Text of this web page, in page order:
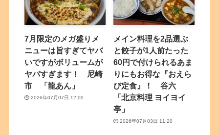
7月限定のメガ盛りメ
ニューは旨すぎてヤバ
いですがボリュームが
ヤバすぎます！ 尼崎
市 「龍あん」
2026年07月07日 12:00
メイン料理を2品選ぶ
と餃子が1人前たった
60円で付けられるあま
りにもお得な『おえら
び定食』！ 谷六
「北京料理 ヨイヨイ
亭」
2026年07月03日 11:20